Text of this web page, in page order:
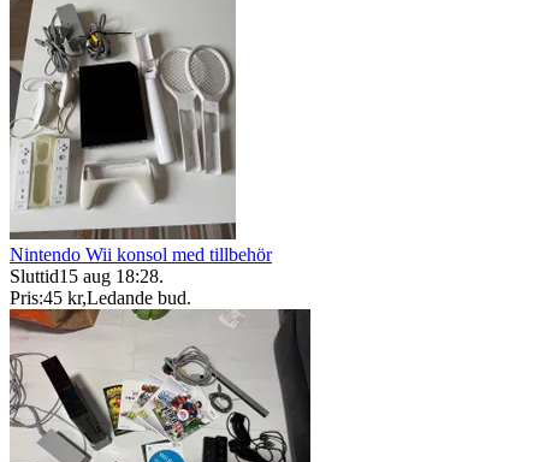
Nintendo Wii konsol med tillbehör
Sluttid15 aug 18:28.
Pris:45 kr,Ledande bud.